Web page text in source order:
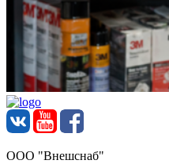
ООО "Внешснаб"